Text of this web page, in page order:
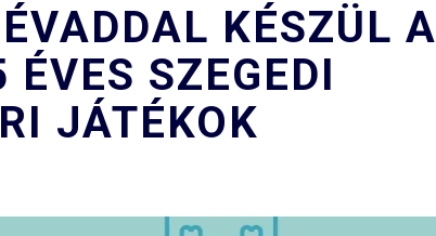
KÉSZÜL A
SZEGEDI
JÁTÉKOK